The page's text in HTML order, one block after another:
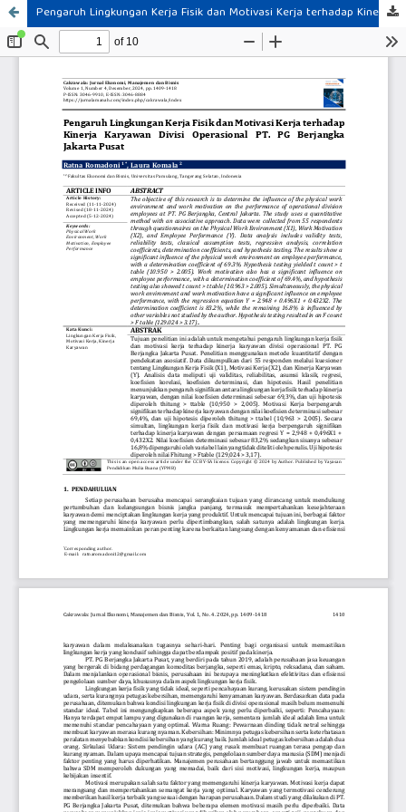
Pengaruh Lingkungan Kerja Fisik dan Motivasi Kerja terhadap Kinerja Karyawan Divisi Operasional PT. PG Berjangka Jakarta Pusat